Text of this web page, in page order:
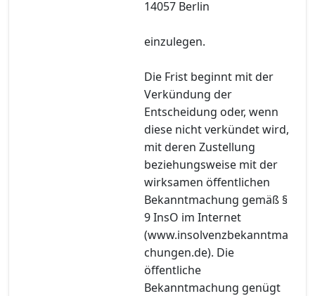
14057 Berlin
einzulegen.
Die Frist beginnt mit der
Verkündung der
Entscheidung oder, wenn
diese nicht verkündet wird,
mit deren Zustellung
beziehungsweise mit der
wirksamen öffentlichen
Bekanntmachung gemäß §
9 InsO im Internet
(www.insolvenzbekanntma
chungen.de). Die
öffentliche
Bekanntmachung genügt